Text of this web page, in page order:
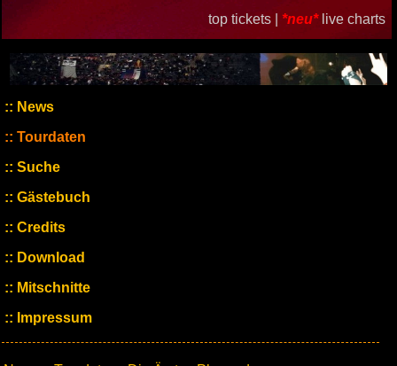
top tickets | *neu* live charts
News
Tourdaten
Suche
Gästebuch
Credits
Download
Mitschnitte
Impressum